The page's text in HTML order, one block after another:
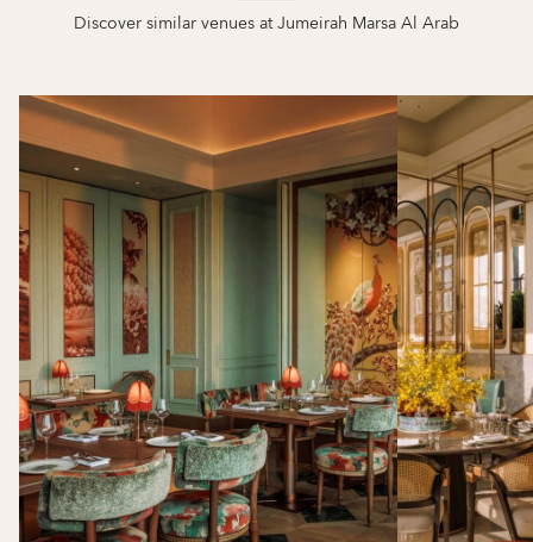
Discover similar venues at Jumeirah Marsa Al Arab